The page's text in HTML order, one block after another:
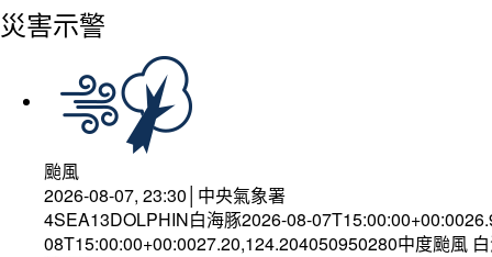
災害示警
颱風
2026-08-07, 23:30│中央氣象署
4SEA13DOLPHIN白海豚2026-08-
08T15:00:00+00:0027.20,124.204050950280中度颱風